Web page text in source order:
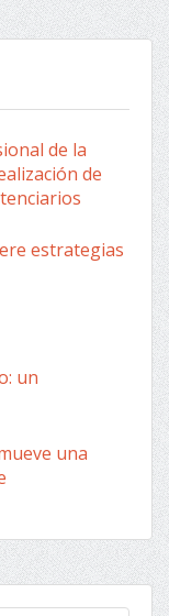
de la
de
estrategias
un
una